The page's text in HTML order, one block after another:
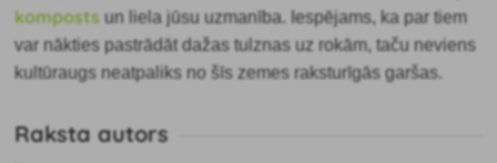
komposts un liela jūsu uzmanība. Iespējams, ka par tiem
var nākties pastrādāt dažas tulznas uz rokām, taču neviens
kultūraugs neatpaliks no šīs zemes raksturīgās garšas.
Raksta autors